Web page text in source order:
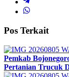
Pos Terkait
Pemkab
Pertanian Trucuk